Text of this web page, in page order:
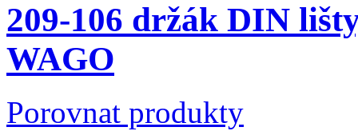
209-106 držák DIN
WAGO
Porovnat produkty